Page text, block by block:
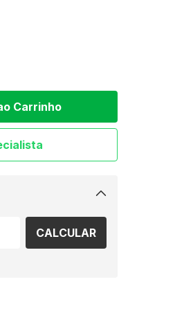
Alterar CEP
CALCULAR